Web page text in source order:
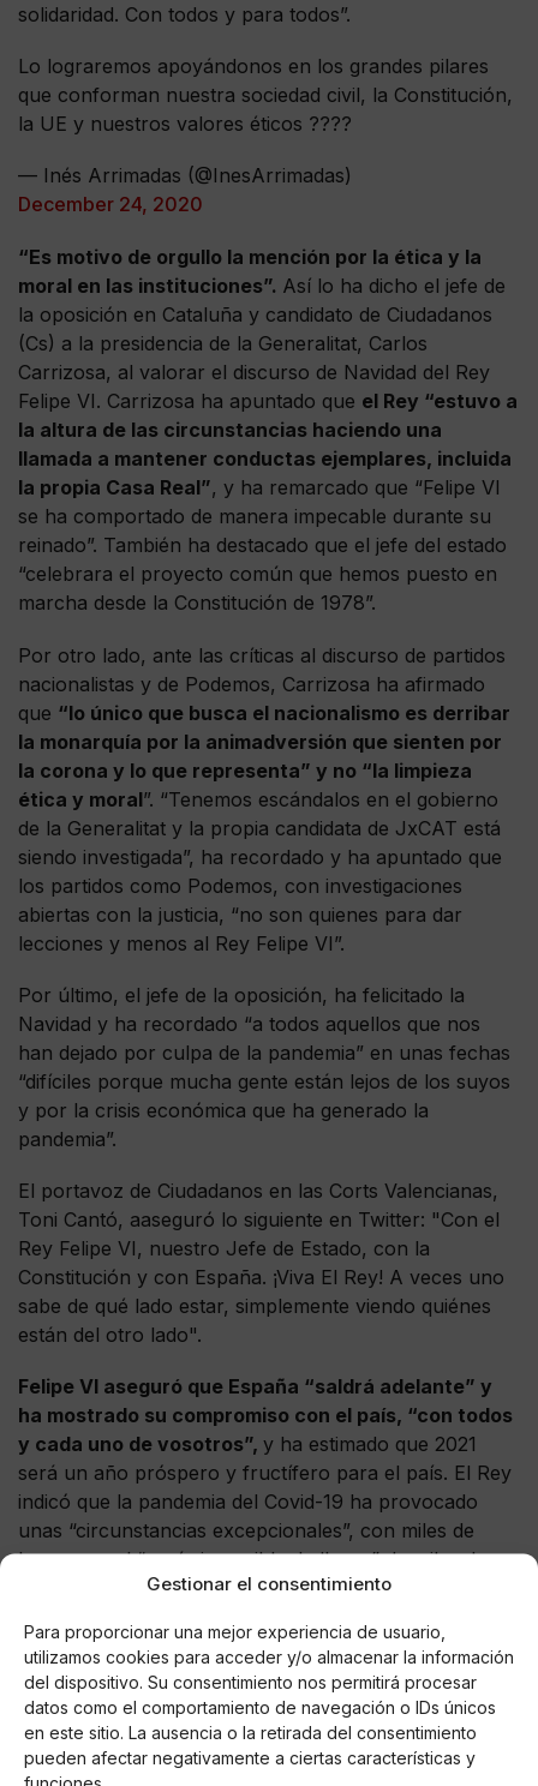
Gestionar el consentimiento
Para proporcionar una mejor experiencia de usuario,
utilizamos cookies para acceder y/o almacenar la información
del dispositivo. Su consentimiento nos permitirá procesar
datos como el comportamiento de navegación o IDs únicos
en este sitio. La ausencia o la retirada del consentimiento
pueden afectar negativamente a ciertas características y
funciones.
solidaridad. Con todos y para todos”.
Lo lograremos apoyándonos en los grandes pilares
que conforman nuestra sociedad civil, la Constitución,
la UE y nuestros valores éticos ????
— Inés Arrimadas (@InesArrimadas)
December 24, 2020
“Es motivo de orgullo la mención por la ética y la
moral en las instituciones”. Así lo ha dicho el jefe de
la oposición en Cataluña y candidato de Ciudadanos
(Cs) a la presidencia de la Generalitat, Carlos
Carrizosa, al valorar el discurso de Navidad del Rey
Felipe VI. Carrizosa ha apuntado que el Rey “estuvo a
la altura de las circunstancias haciendo una
llamada a mantener conductas ejemplares, incluida
la propia Casa Real”, y ha remarcado que “Felipe VI
se ha comportado de manera impecable durante su
reinado”. También ha destacado que el jefe del estado
“celebrara el proyecto común que hemos puesto en
marcha desde la Constitución de 1978”.
Por otro lado, ante las críticas al discurso de partidos
nacionalistas y de Podemos, Carrizosa ha afirmado
que “lo único que busca el nacionalismo es derribar
la monarquía por la animadversión que sienten por
la corona y lo que representa” y no “la limpieza
ética y moral”. “Tenemos escándalos en el gobierno
de la Generalitat y la propia candidata de JxCAT está
siendo investigada”, ha recordado y ha apuntado que
los partidos como Podemos, con investigaciones
abiertas con la justicia, “no son quienes para dar
lecciones y menos al Rey Felipe VI”.
Por último, el jefe de la oposición, ha felicitado la
Navidad y ha recordado “a todos aquellos que nos
han dejado por culpa de la pandemia” en unas fechas
“difíciles porque mucha gente están lejos de los suyos
y por la crisis económica que ha generado la
pandemia”.
El portavoz de Ciudadanos en las Corts Valencianas,
Toni Cantó, aaseguró lo siguiente en Twitter: "Con el
Rey Felipe VI, nuestro Jefe de Estado, con la
Constitución y con España. ¡Viva El Rey! A veces uno
sabe de qué lado estar, simplemente viendo quiénes
están del otro lado".
Felipe VI aseguró que España “saldrá adelante” y
ha mostrado su compromiso con el país, “con todos
y cada uno de vosotros”, y ha estimado que 2021
será un año próspero y fructífero para el país. El Rey
indicó que la pandemia del Covid-19 ha provocado
unas “circunstancias excepcionales”, con miles de
hogares y el “vacío imposible de llenar” de miles de
fallecidos a causa del Covid-19. “Muchos ciudadanos
mayor ánimo y afecto”, anunció.
AUTOR